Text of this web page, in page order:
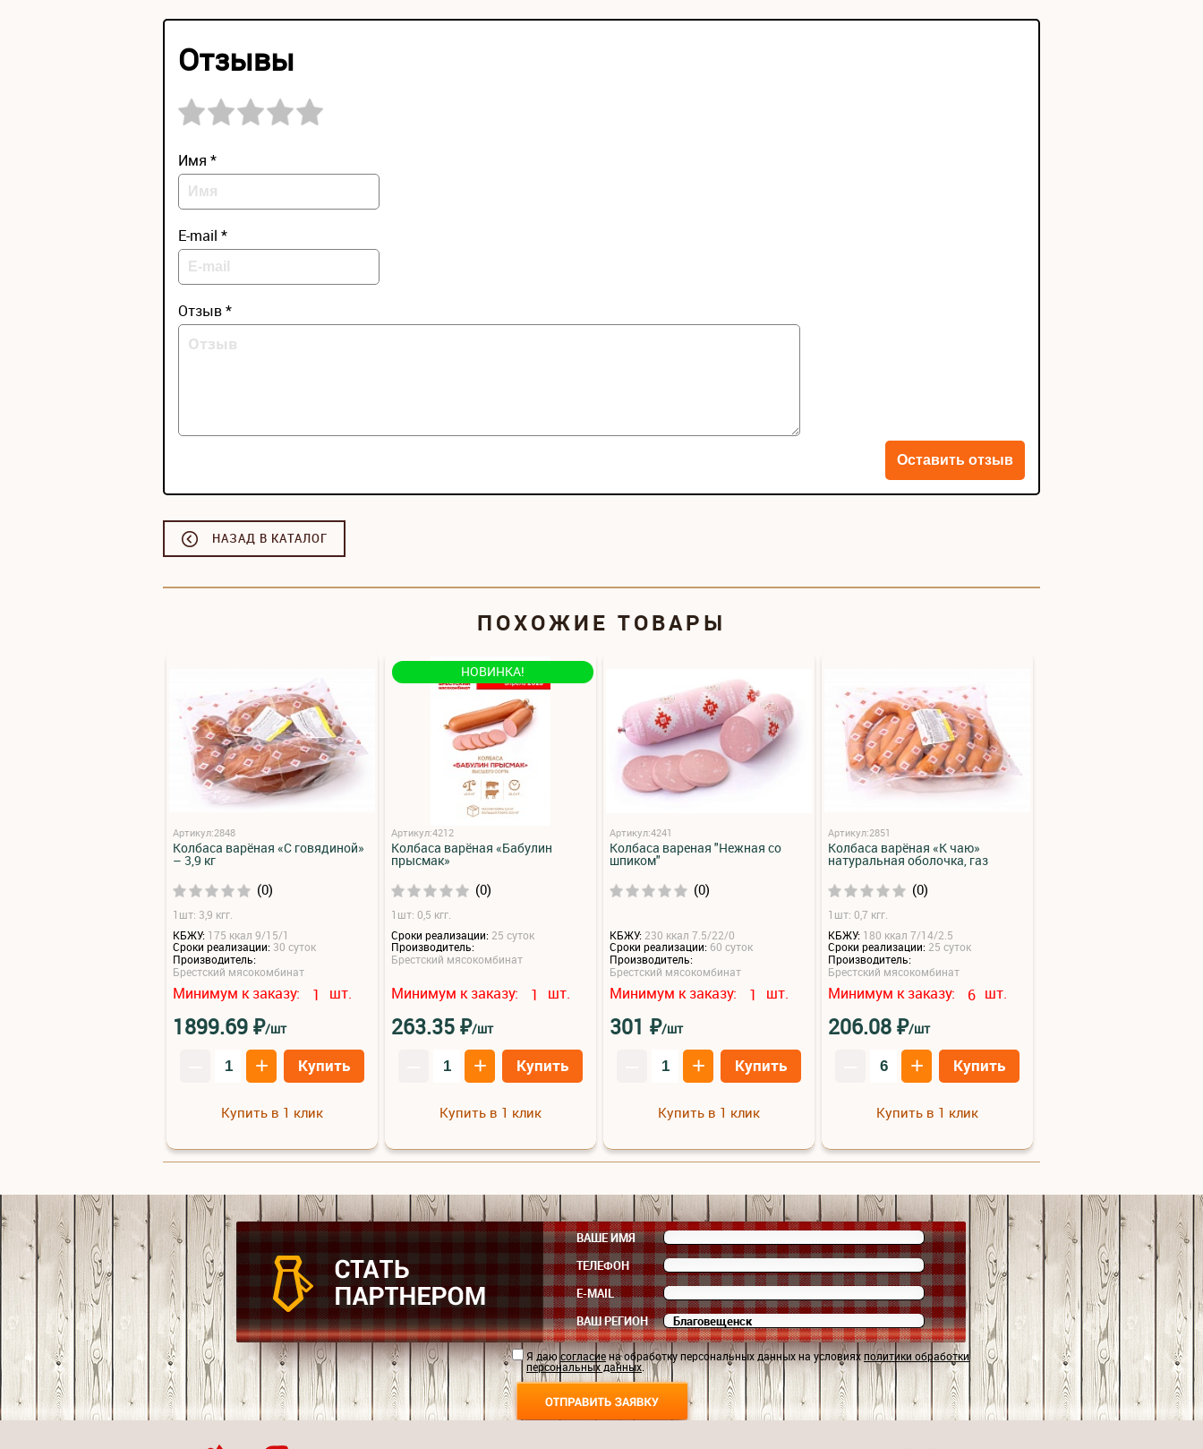
Отзывы
Имя *
E-mail *
Отзыв *
НАЗАД В КАТАЛОГ
ПОХОЖИЕ ТОВАРЫ
Артикул:2848
Колбаса варёная «С говядиной»
– 3,9 кг
(0)
1шт: 3,9 кгг.
КБЖУ: 175 ккал 9/15/1
Сроки реализации: 30 суток
Производитель:
Брестский мясокомбинат
Минимум к заказу: 1 шт.
1899.69₽/шт
+ Купить
Купить в 1 клик
НОВИНКА!
Артикул:4212
Колбаса варёная «Бабулин
прысмак»
(0)
1шт: 0,5 кгг.
Сроки реализации: 25 суток
Производитель:
Брестский мясокомбинат
Минимум к заказу: 1 шт.
263.35₽/шт
+ Купить
Купить в 1 клик
Артикул:4241
Колбаса вареная "Нежная со
шпиком"
(0)
КБЖУ: 230 ккал 7.5/22/0
Сроки реализации: 60 суток
Производитель:
Брестский мясокомбинат
Минимум к заказу: 1 шт.
301 ₽/шт
+ Купить
Купить в 1 клик
Артикул:2851
Колбаса варёная «К чаю»
натуральная оболочка, газ
(0)
1шт: 0,7 кгг.
КБЖУ: 180 ккал 7/14/2.5
Сроки реализации:25 суток
Производитель:
Брестский мясокомбинат
Минимум к заказу: 6 шт.
206.08₽/шт
+ Купить
Купить в 1 клик
ВАШЕ ИМЯ
ТЕЛЕФОН
E-MAIL
ВАШ РЕГИОН
Я даюсогласиена обработку персональных данных на условияхполитики обработки
персональных данных.